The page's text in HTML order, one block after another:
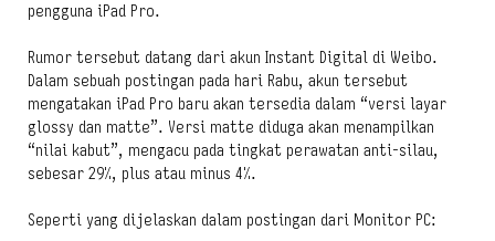
pengguna iPad Pro.
Rumor tersebut datang dari akun Instant Digital di Weibo.
Dalam sebuah postingan pada hari Rabu, akun tersebut
mengatakan iPad Pro baru akan tersedia dalam “versi layar
glossy dan matte”. Versi matte diduga akan menampilkan
“nilai kabut”, mengacu pada tingkat perawatan anti-silau,
sebesar 29%, plus atau minus 4%.
Seperti yang dijelaskan dalam postingan dari Monitor PC: